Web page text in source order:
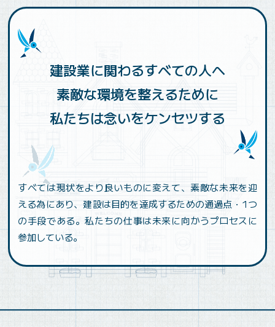
建設業に関わるすべての人へ
素敵な環境を整えるために
私たちは念いをケンセツする
すべては現状をより良いものに変えて、素敵な未来を迎
える為にあり、建設は目的を達成するための通過点・1つ
の手段である。私たちの仕事は未来に向かうプロセスに
参加している。